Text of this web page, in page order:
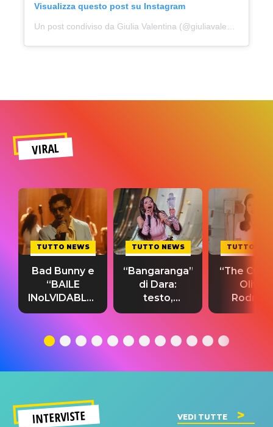
Visualizza questo post su Instagram
VIRAL
TUTTO NEWS
Bad Bunny e
“BAILE
INoLVIDABLE”:
testo,
significato
TUTTO NEWS
“Bangaranga”
di Dara:
testo,
traduzione e
del singolo
TUTTO
“The
Olivia
testo,
INTERVISTE VEDI TUTTE